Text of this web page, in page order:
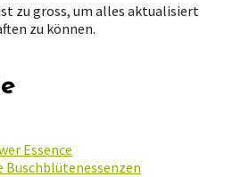
zu gross, um alles aktualisiert
zu können.
Essence
Buschblütenessenzen